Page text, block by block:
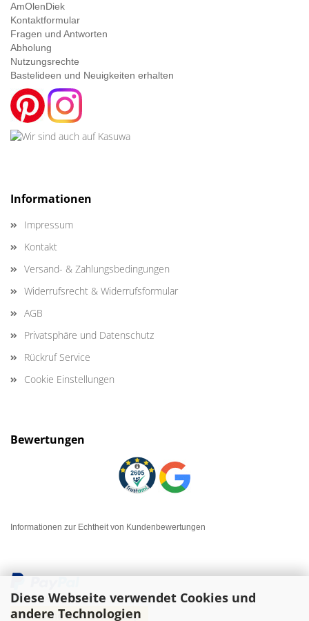
Diese Webseite verwendet Cookies und
andere Technologien
AmOlenDiek
Kontaktformular
Fragen und Antworten
Abholung
Nutzungsrechte
Bastelideen und Neuigkeiten erhalten
Informationen
Impressum
Kontakt
Versand- & Zahlungsbedingungen
Widerrufsrecht & Widerrufsformular
AGB
Privatsphäre und Datenschutz
Rückruf Service
Cookie Einstellungen
Bewertungen
Informationen zur Echtheit von Kundenbewertungen